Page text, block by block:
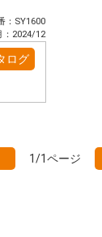
：SY1600
：2024/12
ログ
1/1ページ